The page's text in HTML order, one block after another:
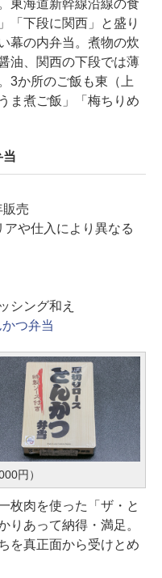
東海道新幹線沿線の食
「下段に関西」と盛り
幕の内弁当。煮物の炊
油、関西の下段では薄
3か所のご飯も東（上
ま煮ご飯」「梅ちりめ
当
売
や仕入により異なる
シング和え
つ弁当
円）
枚肉を使った「ザ・と
りあって納得・満足。
を真正面から受けとめ